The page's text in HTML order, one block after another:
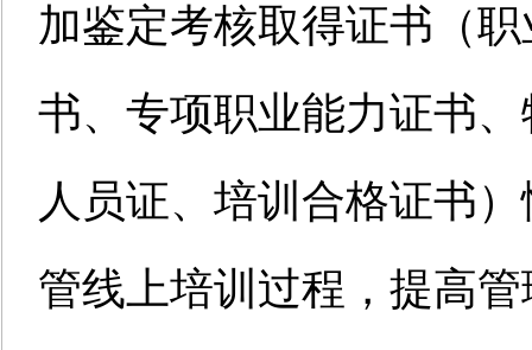
加鉴定考核取得证书（
书、专项职业能力证书
人员证、培训合格证书
管线上培训过程，提高